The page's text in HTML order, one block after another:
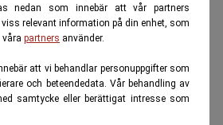
nedan som innebär att vår partners
relevant information på din enhet, som
våra partners använder.
att vi behandlar personuppgifter som
och beteendedata. Vår behandling av
samtycke eller berättigat intresse som